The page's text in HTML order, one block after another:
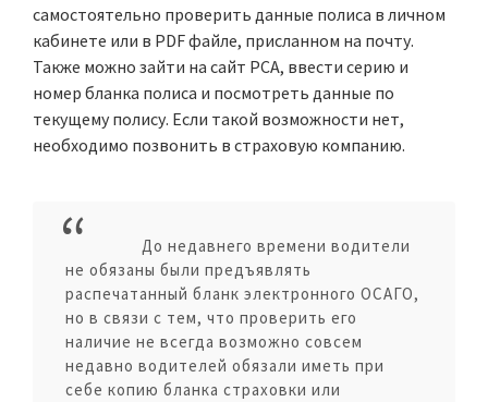
самостоятельно проверить данные полиса в личном
кабинете или в PDF файле, присланном на почту.
Также можно зайти на сайт РСА, ввести серию и
номер бланка полиса и посмотреть данные по
текущему полису. Если такой возможности нет,
необходимо позвонить в страховую компанию.
До недавнего времени водители
не обязаны были предъявлять
распечатанный бланк электронного ОСАГО,
но в связи с тем, что проверить его
наличие не всегда возможно совсем
недавно водителей обязали иметь при
себе копию бланка страховки или